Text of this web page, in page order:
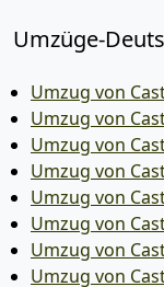
Umzüge-
Umzug von
Umzug von
Umzug von
Umzug von
Umzug von
Umzug von
Umzug von
Umzug von